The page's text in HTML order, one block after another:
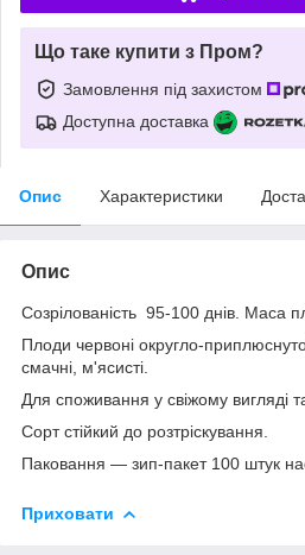
Що таке купити з Пром?
Замовлення під захистом
Доступна доставка
Опис Характеристики
Опис
Созрілованість 95-100 днів. Маса
Плоди червоні округло-
смачні, м'ясисті.
Для споживання у свіжому вигляді
Сорт стійкий до розтріскування.
Паковання — зип-пакет 100 штук
Приховати